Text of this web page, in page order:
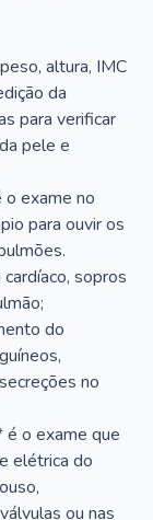
altura, IMC
da
para verificar
pele e
o exame no
para ouvir os
sopros
do
no
o exame que
elétrica do
ou nas